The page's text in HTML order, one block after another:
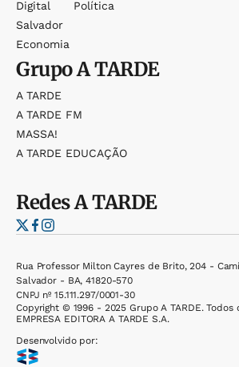
Digital
Salvador
Economia
Política
GrupoA TARDE
A TARDE
A TARDE FM
MASSA!
A TARDE EDUCAÇÃO
RedesA TARDE
Rua Professor Milton Cayres de Brito, 204 -
Salvador - BA, 41820-570
CNPJ nº 15.111.297/0001-30
Copyright © 1996 - 2025 Grupo A TARDE. Todos
EMPRESA EDITORA A TARDE S.A.
Desenvolvido por: